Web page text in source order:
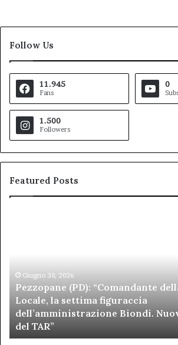
Follow Us
11.945
Fans
0
1.500
Followers
Featured Posts
Locale,
settima
figuraccia
dell’amministrazione
Biondi.
Giugno 30, 2026
Pezzopane (PD): “Comandante
Locale, la settima figuraccia
dell’amministrazione Biondi.
del TAR”